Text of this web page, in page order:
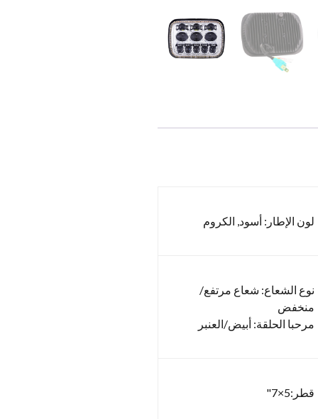
لون الإطار: أسود, الكروم
نوع الشعاع: شعاع مرتفع/
منخفض
مرحبا الحلقة: أبيض/العنبر
قطر:5×7"